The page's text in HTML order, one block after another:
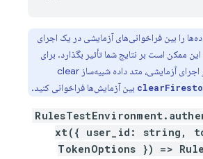
را بین فراخوانی‌های آزمایشی در یک اجرای
ممکن است بر نتایج شما تأثیر بگذارد. برای
پاک کردن داده‌ها بین هر اجرای آزمایشی، متد داده شبیه‌ساز clear
بین آزمایش‌ها فراخوانی کنید.
xt({ user_id: string,
TokenOptions }) =>